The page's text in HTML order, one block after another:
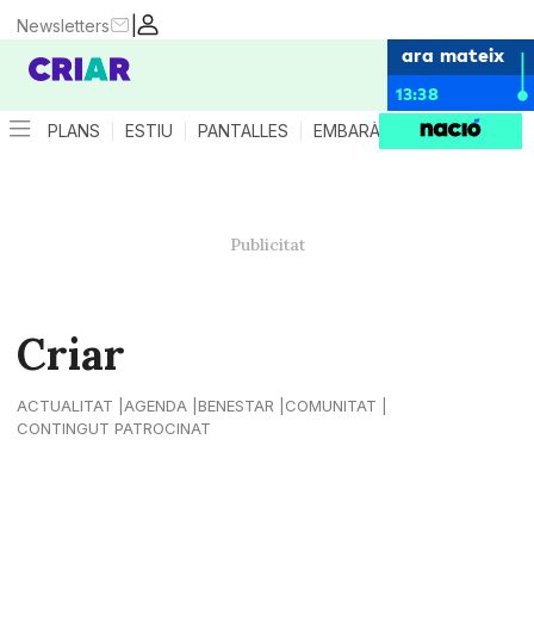
|
Newsletters
ara mateix
13:38
PLANS ESTIU PANTALLES EMBARÀS CRIANÇA
Criar
ACTUALITAT AGENDA BENESTAR
COMUNITAT
CONTINGUT PATROCINAT